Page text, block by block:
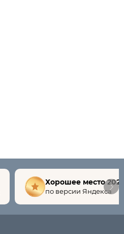
Хорошее место
по версии Яндекса